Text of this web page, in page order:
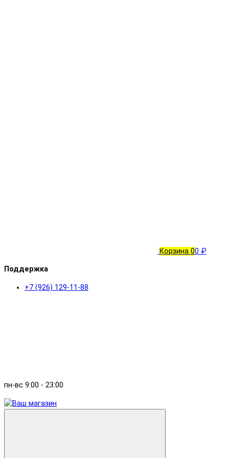
Корзина 00 ₽
Поддержка
+7 (926) 129-11-88
пн-вс 9:00 - 23:00